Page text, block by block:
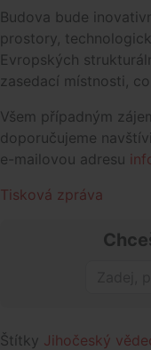
Budova bude
prostory,
Evropských
zasedací místnosti,
Všem případným
doporučujeme
e-mailovou adresu
Tisková zpráva
Štítky Jihočeský